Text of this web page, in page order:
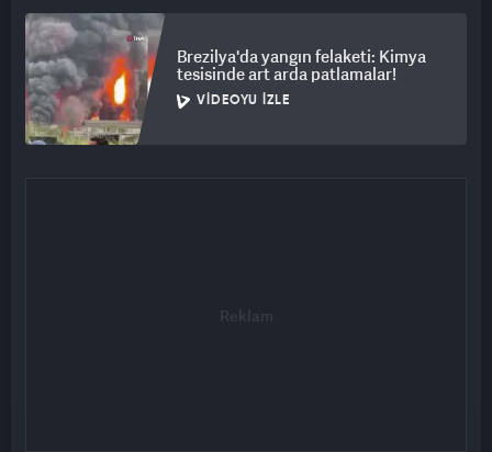
Brezilya'da yangın felaketi: Kimya
tesisinde art arda patlamalar!
VIDEOYU İZLE